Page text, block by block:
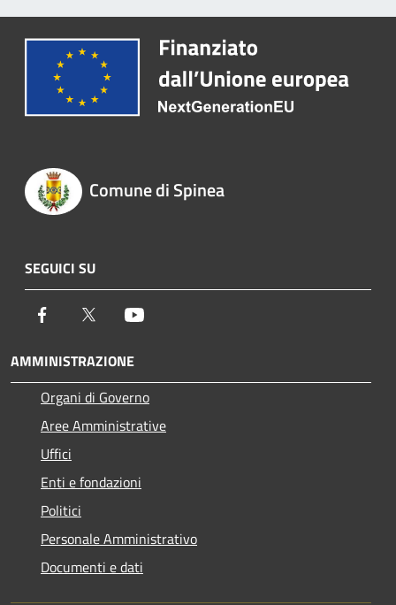
Comune di Spinea
SEGUICI SU
Facebook Twitter
AMMINISTRAZIONE
Organi di Governo
Aree Amministrative
Uffici
Enti e fondazioni
Politici
Personale Amministrativo
Documenti e dati